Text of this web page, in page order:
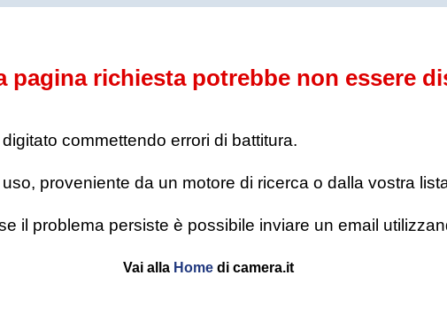
pagina richiesta potrebbe non essere
commettendo errori di battitura.
proveniente da un motore di ricerca o dalla vostra
il problema persiste è possibile inviare un email
Vai alla Homedi camera.it